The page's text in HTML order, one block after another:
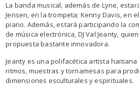
La banda musical, además de Lyne,
Jensen, en la trompeta; Kenny Davis, en
piano. Además, estará participando la
de música electrónica, DJ Val Jeanty,
propuesta bastante innovadora.
Jeanty es una polifacética artista
ritmos, muestras y tornamesas para
dimensiones esculturales y espirituales.